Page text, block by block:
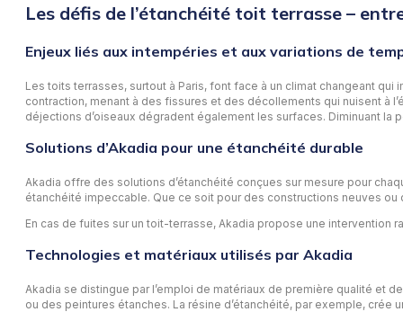
Les défis de l’étanchéité toit terrasse –
Enjeux liés aux intempéries et aux variations de
Les toits terrasses, surtout à Paris, font face à un climat changeant
contraction, menant à des fissures et des décollements qui nuisent à
déjections d’oiseaux dégradent également les surfaces. Diminuant
Solutions d’Akadia pour une étanchéité durable
Akadia offre des solutions d’étanchéité conçues sur mesure pour
étanchéité impeccable. Que ce soit pour des constructions neuves ou
En cas de fuites sur un toit-terrasse, Akadia propose une
Technologies et matériaux utilisés par Akadia
Akadia se distingue par l’emploi de matériaux de première qualité et
ou des peintures étanches. La résine d’étanchéité, par exemple,